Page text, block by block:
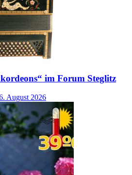
im Forum Steglitz
August 2026